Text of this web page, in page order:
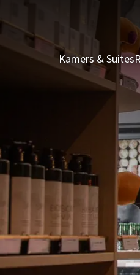
Kamers & Suites